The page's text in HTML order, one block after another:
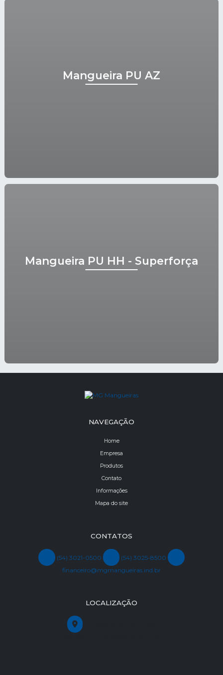
Mangueira PU AZ
Mangueira PU HH - Superforça
NAVEGAÇÃO
Home
Empresa
Produtos
Contato
Informações
Mapa do site
CONTATOS
(54) 3021-0500
(54) 3025-8500
financeiro@mgmangueiras.ind.br
LOCALIZAÇÃO